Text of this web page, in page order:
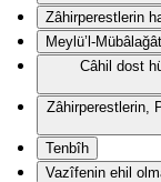
Zâhirperestlerin
Meylü’l-
Câhil dost
Zâhirperestlerin,
Tenbîh
Vazîfenin ehil